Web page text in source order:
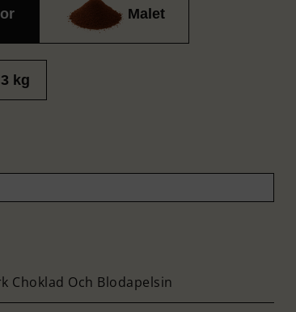
Malet
3 kg
Choklad Och Blodapelsin